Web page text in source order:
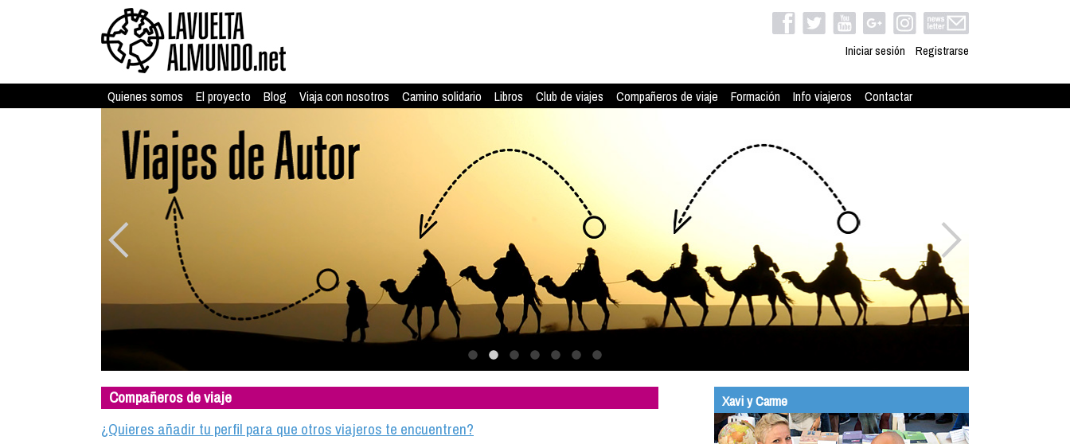
Iniciar sesión Registrarse
Quienes somos El proyecto Blog Viaja con nosotros Camino solidario Libros Club de viajes Compañeros de viaje Formación Info viajeros Contactar
Compañeros de viaje
¿Quieres añadir tu perfil para que otros viajeros te encuentren?
Xavi y Carme